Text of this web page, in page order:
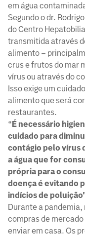
em água
Segundo o dr.
do Centro
transmitida através
alimento –
crus e frutos do mar
vírus ou através do
Isso exige um
alimento que será
restaurantes.
“É necessário
cuidado para
contágio pelo vírus
a água que for
própria para o
doença é evitando
indícios de
Durante a
compras de
enviar em casa. Os